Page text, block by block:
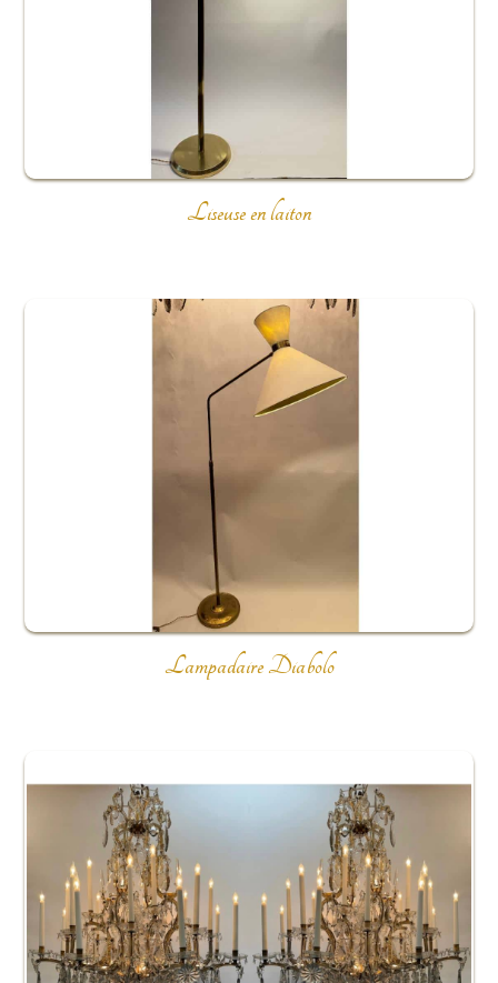
Liseuse en laiton
Lampadaire Diabolo